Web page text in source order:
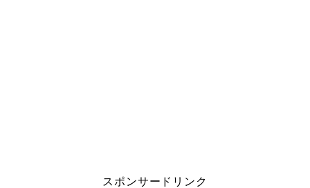
スポンサードリンク